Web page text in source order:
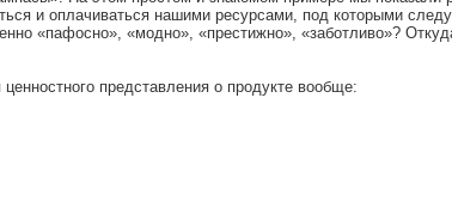
и оплачиваться нашими ресурсами, под которыми
«пафосно», «модно», «престижно», «заботливо»?
представления о продукте вообще: